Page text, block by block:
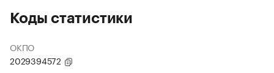
Коды статистики
ОКПО
2029394572